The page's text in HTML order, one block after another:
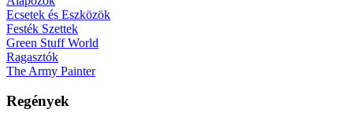
Ecsetek és Eszközök
Festék Szettek
Green Stuff World
Ragasztók
The Army Painter
Regények